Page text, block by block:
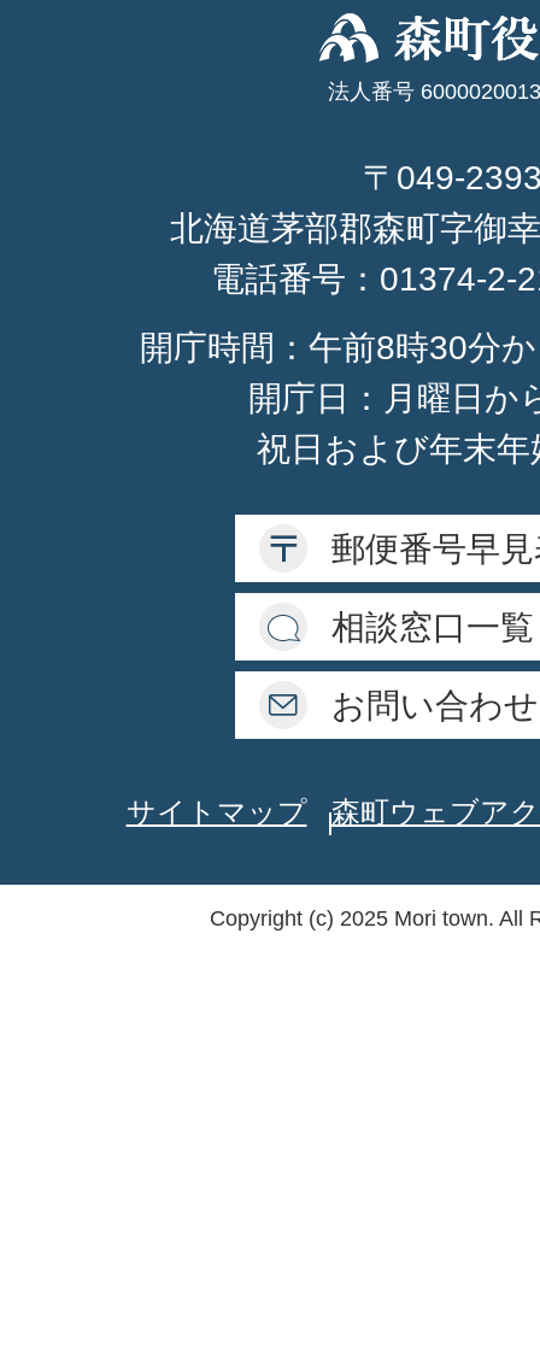
法人番号
〒049-
北海道茅部郡森町字御
電話番号： 01374-2-
開庁時間：午前8時30分
開庁日：月曜日か
祝日および年末
郵便番号早
相談窓口一覧
お問い合わせ
サイトマップ 森町ウェブア
Copyright (c) 2025 Mori town. All